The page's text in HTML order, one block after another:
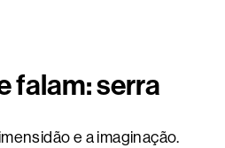
falam: serra
e a imaginação.